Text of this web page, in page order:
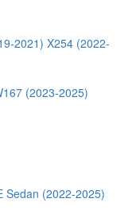
2021) X254 (2022-
(2023-2025)
Sedan (2022-2025)